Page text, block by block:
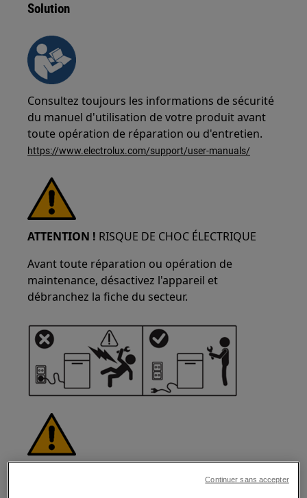
Solution
Consultez toujours les informations de sécurité
du manuel d'utilisation de votre produit avant
toute opération de réparation ou d'entretien.
https://www.electrolux.com/support/user-manuals/
ATTENTION ! RISQUE DE CHOC ÉLECTRIQUE
Avant toute réparation ou opération de
maintenance, désactivez l'appareil et
débranchez la fiche du secteur.
Continuer sans accepter